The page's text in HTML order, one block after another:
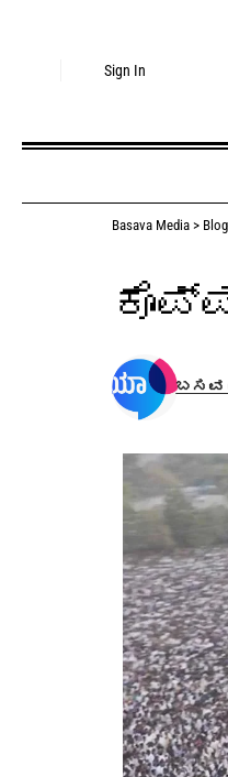
Sign In
Basava Media > Blog
ಬಸವ